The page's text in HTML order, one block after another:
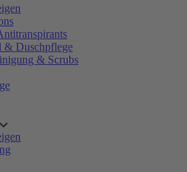
& Duschpflege
& Scrubs